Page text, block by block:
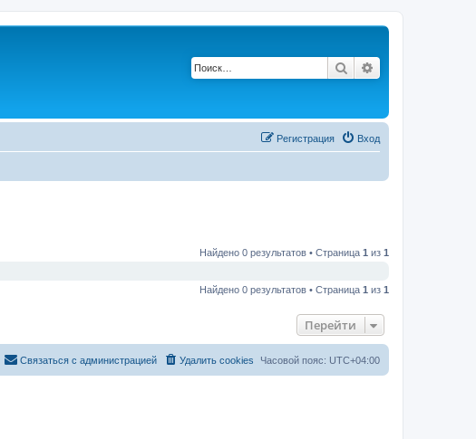
Поиск
Вход
Регистрация
Найдено 0 результатов • Страница 1 из 1
Найдено 0 результатов • Страница 1 из 1
Перейти
Часовой пояс: UTC+04:00
Удалить cookies
Связаться с администрацией